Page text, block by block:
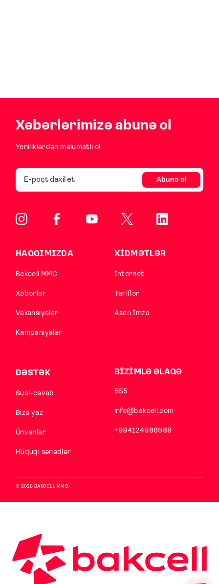
Xəbərlərimizə abunə ol
Yeniliklərdən məlumatlı ol
Abunə ol
HAQQIMIZDA
Bakcell MMC
Xəbərlər
Vakansiyalar
Kampaniyalar
XİDMƏTLƏR
İnternet
Tariflər
Asan İmza
DƏSTƏK
Sual-cavab
Bizə yaz
Ünvanlar
Hüquqi sənədlər
BİZİMLƏ ƏLAQƏ
555
info@bakcell.com
+994124988989
© 2026 BAKCELL MMC.